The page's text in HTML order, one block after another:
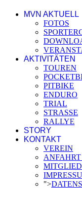
MVN AKTUELL
FOTOS
AKTIVITÄTEN
TOUREN
PITBIKE
ENDURO
TRIAL
STRASSE
RALLYE
STORY
KONTAKT
VEREIN
">